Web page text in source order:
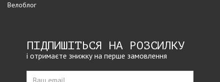
Велоблог
ПІДПИШІТЬСЯ НА РОЗСИЛКУ
і отримаєте знижку на перше замовлення